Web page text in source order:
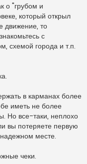
о "грубом и
который открыл
движение, то
с
схемой города и т.п.
в карманах более
иметь не более
Но все-таки, неплохо
вы потеряете первую
месте.
чеки.